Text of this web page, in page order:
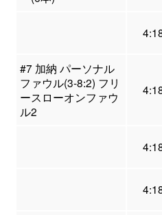
#7 加納 パーソナル
ファウル(3-8:2) フリ
ースローオンファウ
ル2